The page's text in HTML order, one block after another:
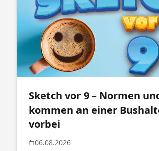
Sketch vor 9 – Normen
kommen an einer
vorbei
06.08.2026